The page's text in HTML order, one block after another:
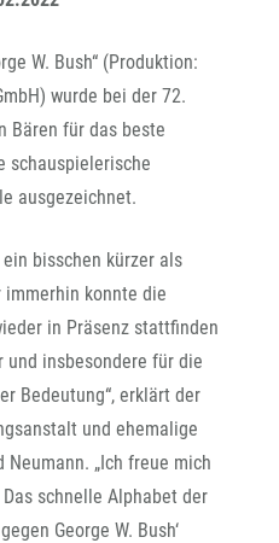
W. Bush“ (Produktion:
wurde bei der 72.
Bären für das beste
schauspielerische
ausgezeichnet.
bisschen kürzer als
immerhin konnte die
in Präsenz stattfinden
insbesondere für die
Bedeutung“, erklärt der
und ehemalige
„Ich freue mich
Das schnelle Alphabet der
George W. Bush‘